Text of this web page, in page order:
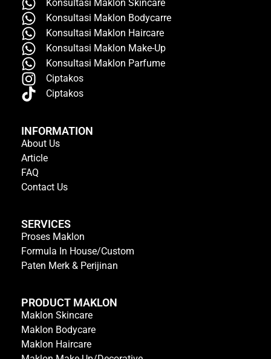
Konsultasi Maklon Skincare
Konsultasi Maklon Bodycarre
Konsultasi Maklon Haircare
Konsultasi Maklon Make-Up
Konsultasi Maklon Parfume
Ciptakos
Ciptakos
INFORMATION
About Us
Article
FAQ
Contact Us
SERVICES
Proses Maklon
Formula In House/Custom
Paten Merk & Perijinan
PRODUCT MAKLON
Maklon Skincare
Maklon Bodycare
Maklon Haircare